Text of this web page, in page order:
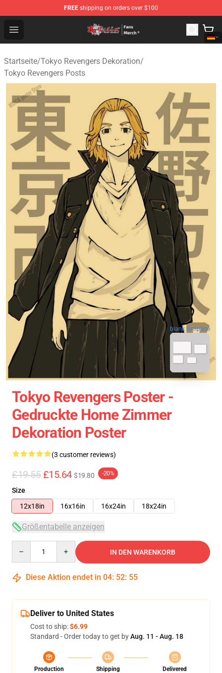
FREE shipping on orders over $100
Open menu
Tokyo Revengers Store - Official Tokyo Revengers
Startseite/Tokyo Revengers Dekoration/
Tokyo Revengers Posts
blank template
Tokyo Revengers Poster -
Gedruckte Home Zimmer
Dekoration Poster
(3 customer reviews)
£19.55 £15.64 $19.80 -20%
Size
12x18in
16x16in 16x24in 18x24in
Größentabelle anzeigen
IN DEN WARENKORB
Diese Aktion endet in 04: 52: 54
Deliver to United States
Cost to ship:$6.99
Standard - Order today to get byAug. 11 - Aug. 18
Production
Shipping
Delivered